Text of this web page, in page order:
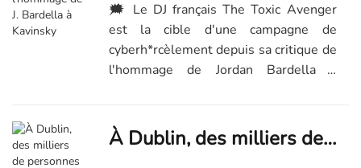
🗯️ Le DJ français The Toxic Avenger
est la cible d'une campagne de
cyberh*rcèlement depuis sa critique de
l'hommage de Jordan Bardella à
À Dublin, des milliers de personnes ont rendu un dernier hommage au musicien Glen Hansard